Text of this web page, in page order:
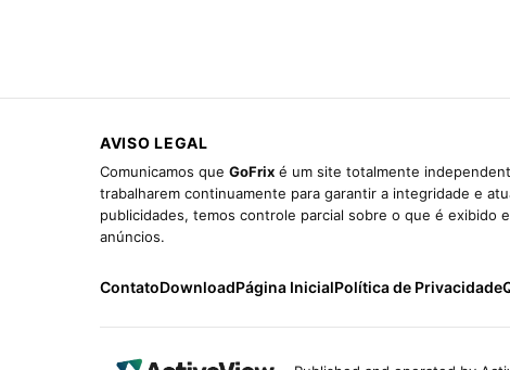
AVISO LEGAL
Comunicamos que GoFrix é um site totalmente
trabalharem continuamente para garantir a integridade e
publicidades, temos controle parcial sobre o que é
anúncios.
ContatoDownloadPágina InicialPolítica de Privacidade